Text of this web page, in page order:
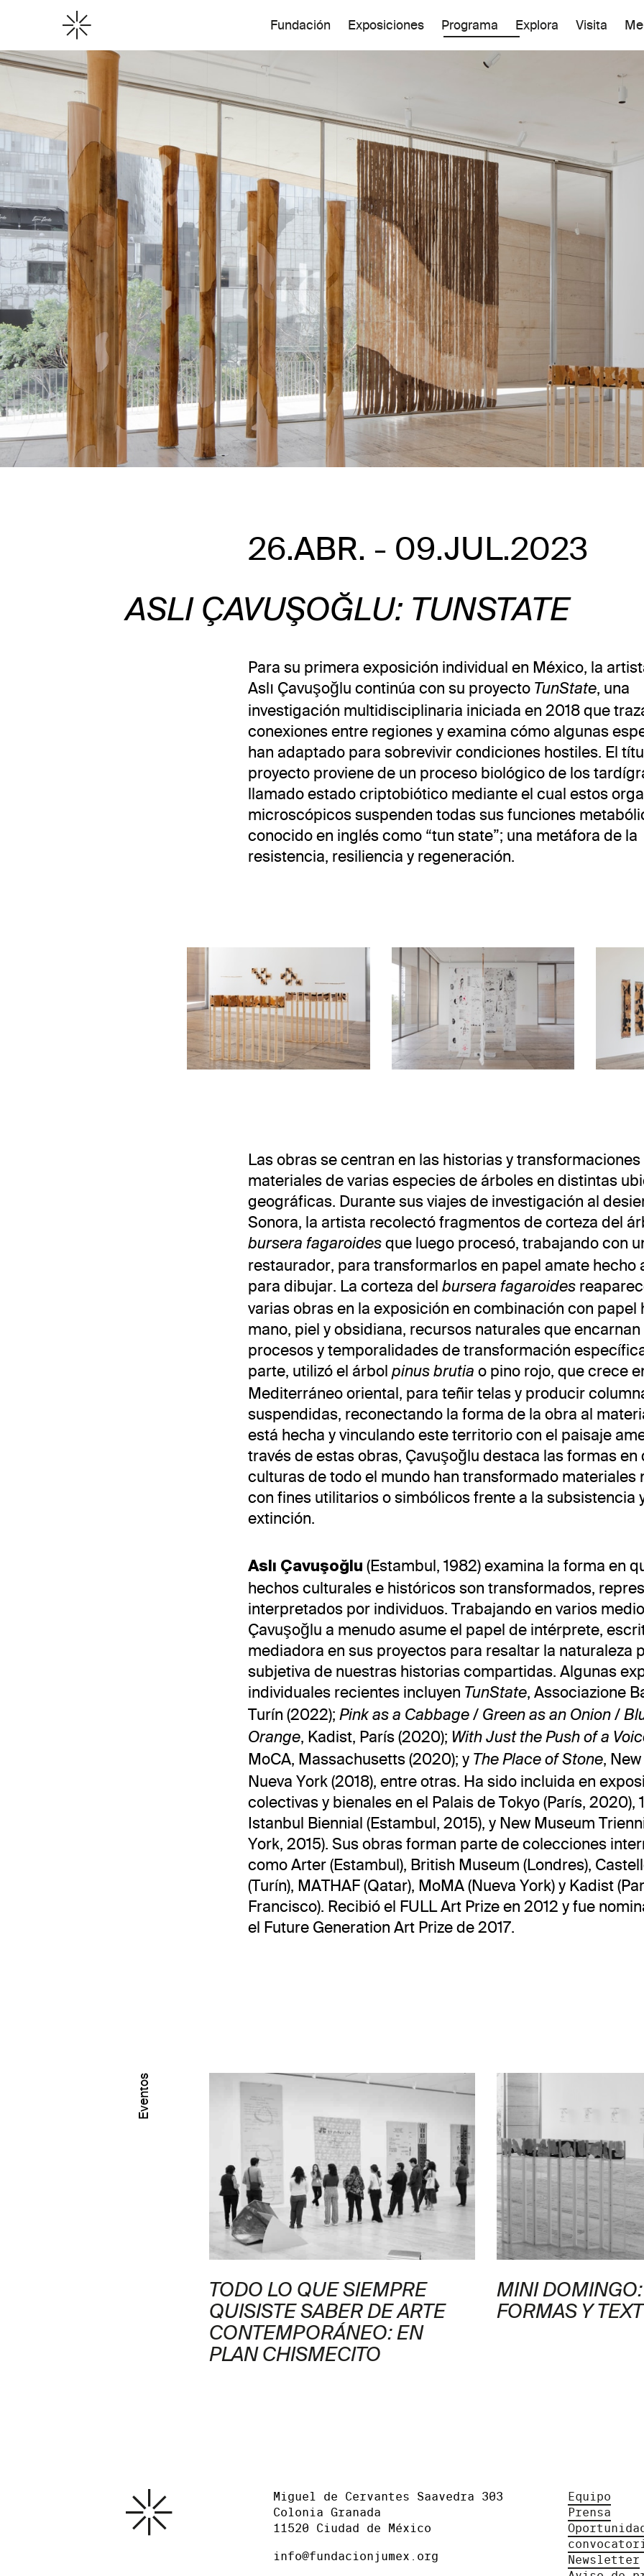
Fundación Exposiciones Programa Explora Visita
26.ABR. - 09.JUL.2023
ASLI ÇAVUŞOĞLU: TUNSTATE
Para su primera exposición individual en México, la
Aslı Çavuşoğlu continúa con su proyecto TunState, una
investigación multidisciplinaria iniciada en 2018 que
conexiones entre regiones y examina cómo algunas
han adaptado para sobrevivir condiciones hostiles. El
proyecto proviene de un proceso biológico de los
llamado estado criptobiótico mediante el cual estos
microscópicos suspenden todas sus funciones
conocido en inglés como “tun state”; una metáfora de la
resistencia, resiliencia y regeneración.
Las obras se centran en las historias y transformaciones
materiales de varias especies de árboles en distintas
geográficas. Durante sus viajes de investigación al
Sonora, la artista recolectó fragmentos de corteza del
bursera fagaroides que luego procesó, trabajando con
restaurador, para transformarlos en papel amate hecho
para dibujar. La corteza delbursera fagaroides
varias obras en la exposición en combinación con papel
mano, piel y obsidiana, recursos naturales que
procesos y temporalidades de transformación
parte, utilizó el árbolpinus brutia o pino rojo, que crece
Mediterráneo oriental, para teñir telas y producir
suspendidas, reconectando la forma de la obra al
está hecha y vinculando este territorio con el paisaje
través de estas obras, Çavuşoğlu destaca las formas en
culturas de todo el mundo han transformado materiales
con fines utilitarios o simbólicos frente a la subsistencia
extinción.
Aslı Çavuşoğlu (Estambul, 1982) examina la forma en
hechos culturales e históricos son transformados,
interpretados por individuos. Trabajando en varios
Çavuşoğlu a menudo asume el papel de intérprete,
mediadora en sus proyectos para resaltar la naturaleza
subjetiva de nuestras historias compartidas. Algunas
individuales recientes incluyen TunState, Associazione
Turín (2022);Pink as a Cabbage / Green as an Onion /
Orange, Kadist, París (2020); With Just the Push of a
MoCA, Massachusetts (2020); y The Place of Stone,
Nueva York (2018), entre otras. Ha sido incluida en
colectivas y bienales en el Palais de Tokyo (París, 2020),
Istanbul Biennial (Estambul, 2015), y New Museum
York, 2015). Sus obras forman parte de colecciones
como Arter (Estambul), British Museum (Londres),
(Turín), MATHAF (Qatar), MoMA (Nueva York) y Kadist
Francisco). Recibió el FULL Art Prize en 2012 y fue
el Future Generation Art Prize de 2017.
Eventos
TODO LO QUE SIEMPRE
QUISISTE SABER DE ARTE
CONTEMPORÁNEO: EN
PLAN CHISMECITO
MINI
FORMAS Y
Miguel de Cervantes Saavedra 303
Colonia Granada
11520 Ciudad de México
info@fundacionjumex.org
Equipo
Prensa
Newsletter